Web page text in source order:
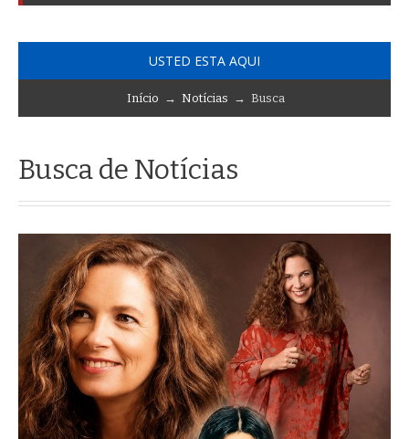
USTED ESTA AQUI
Início → Notícias → Busca
Busca de Notícias